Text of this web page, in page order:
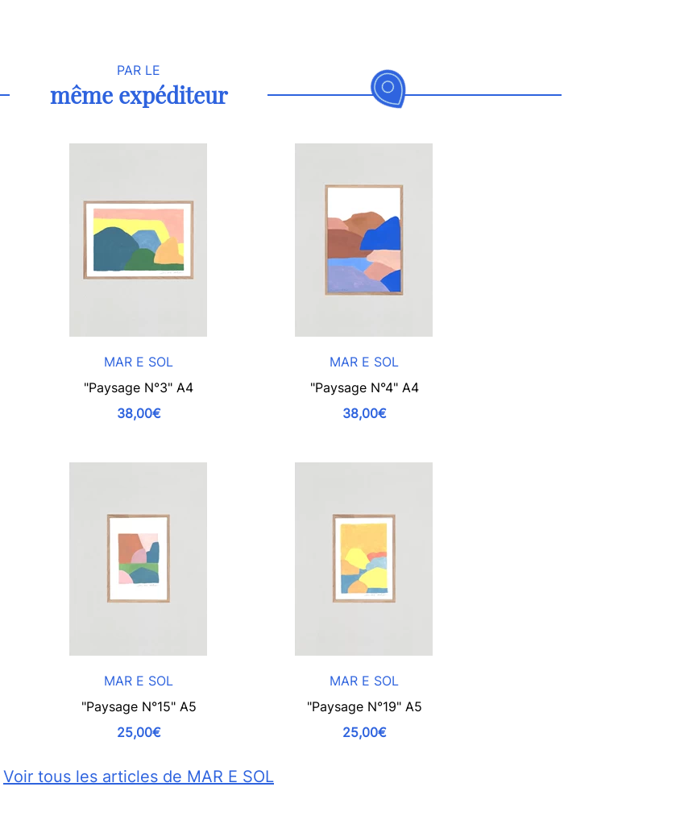
PAR LE
même expéditeur
MAR E SOL
"Paysage N°3" A4
38,00€
MAR E SOL
"Paysage N°4" A4
38,00€
MAR E SOL
"Paysage N°15" A5
25,00€
MAR E SOL
"Paysage N°19" A5
25,00€
Voir tous les articles de MAR E SOL